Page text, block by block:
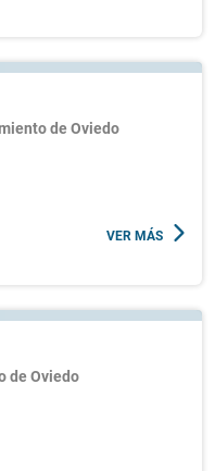
de Oviedo
VER MÁS
de Oviedo